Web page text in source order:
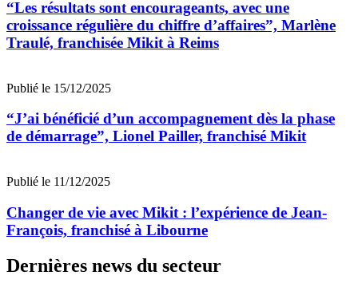
“Les résultats sont encourageants, avec une
croissance régulière du chiffre d’affaires”, Marlène
Traulé, franchisée Mikit à Reims
Publié le 15/12/2025
“J’ai bénéficié d’un accompagnement dès la phase
de démarrage”, Lionel Pailler, franchisé Mikit
Publié le 11/12/2025
Changer de vie avec Mikit : l’expérience de Jean-
François, franchisé à Libourne
Dernières news du secteur